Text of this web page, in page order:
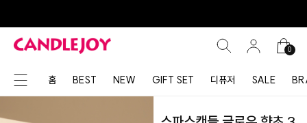
0
홈 BEST NEW GIFT SET 디퓨저 SALE